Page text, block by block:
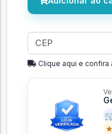
Clique aqui e confira
★